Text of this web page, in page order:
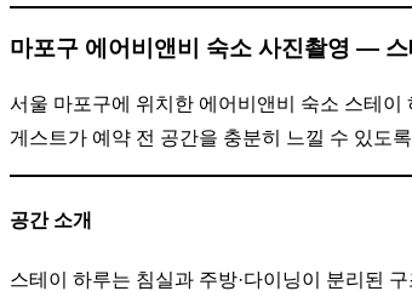
마포구 에어비앤비 숙소 사진촬영 —
서울 마포구에 위치한 에어비앤비 숙소 스테
게스트가 예약 전 공간을 충분히 느낄 수 있도
공간 소개
스테이 하루는 침실과 주방·다이닝이 분리된